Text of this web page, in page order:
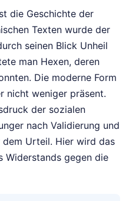
die Geschichte der
Texten wurde der
seinen Blick Unheil
man Hexen, deren
Die moderne Form
nicht weniger präsent.
der sozialen
nach Validierung und
Urteil. Hier wird das
Widerstands gegen die